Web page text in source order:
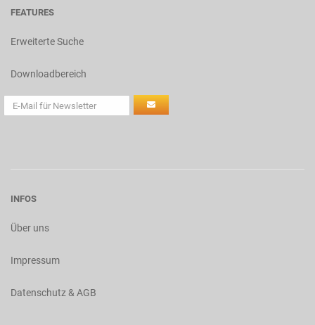
FEATURES
Erweiterte Suche
Downloadbereich
INFOS
Über uns
Impressum
Datenschutz & AGB